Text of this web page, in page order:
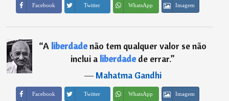
Facebook Twitter WhatsApp Imagem
“A liberdadenão tem qualquer valor se não
inclui a liberdade de errar.”
―Mahatma Gandhi
Facebook Twitter WhatsApp Imagem